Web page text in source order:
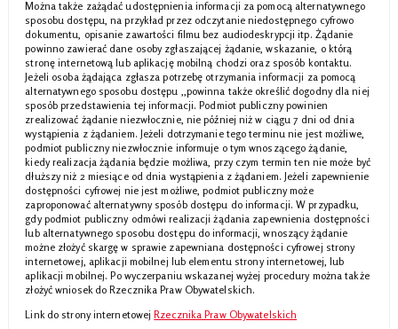
Można także zażądać udostępnienia informacji za pomocą alternatywnego
sposobu dostępu, na przykład przez odczytanie niedostępnego cyfrowo
dokumentu, opisanie zawartości filmu bez audiodeskrypcji itp. Żądanie
powinno zawierać dane osoby zgłaszającej żądanie, wskazanie, o którą
stronę internetową lub aplikację mobilną chodzi oraz sposób kontaktu.
Jeżeli osoba żądająca zgłasza potrzebę otrzymania informacji za pomocą
alternatywnego sposobu dostępu ,,powinna także określić dogodny dla niej
sposób przedstawienia tej informacji. Podmiot publiczny powinien
zrealizować żądanie niezwłocznie, nie później niż w ciągu 7 dni od dnia
wystąpienia z żądaniem. Jeżeli dotrzymanie tego terminu nie jest możliwe,
podmiot publiczny niezwłocznie informuje o tym wnoszącego żądanie,
kiedy realizacja żądania będzie możliwa, przy czym termin ten nie może być
dłuższy niż 2 miesiące od dnia wystąpienia z żądaniem. Jeżeli zapewnienie
dostępności cyfrowej nie jest możliwe, podmiot publiczny może
zaproponować alternatywny sposób dostępu do informacji. W przypadku,
gdy podmiot publiczny odmówi realizacji żądania zapewnienia dostępności
lub alternatywnego sposobu dostępu do informacji, wnoszący żądanie
możne złożyć skargę w sprawie zapewniana dostępności cyfrowej strony
internetowej, aplikacji mobilnej lub elementu strony internetowej, lub
aplikacji mobilnej. Po wyczerpaniu wskazanej wyżej procedury można także
złożyć wniosek do Rzecznika Praw Obywatelskich.
Link do strony internetowejRzecznika Praw Obywatelskich